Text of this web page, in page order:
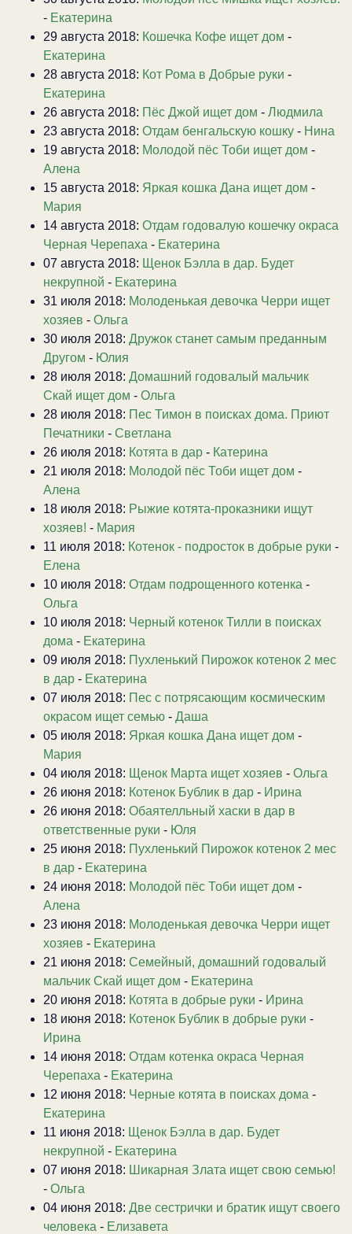
- Екатерина
29 августа 2018: Кошечка Кофе ищет дом -
Екатерина
28 августа 2018: Кот Рома в Добрые руки -
Екатерина
26 августа 2018: Пёс Джой ищет дом - Людмила
23 августа 2018: Отдам бенгальскую кошку - Нина
19 августа 2018: Молодой пёс Тоби ищет дом -
Алена
15 августа 2018: Яркая кошка Дана ищет дом -
Мария
14 августа 2018: Отдам годовалую кошечку окраса
Черная Черепаха - Екатерина
07 августа 2018: Щенок Бэлла в дар. Будет
некрупной - Екатерина
31 июля 2018: Молоденькая девочка Черри ищет
хозяев - Ольга
30 июля 2018: Дружок станет самым преданным
Другом - Юлия
28 июля 2018: Домашний годовалый мальчик
Скай ищет дом - Ольга
28 июля 2018: Пес Тимон в поисках дома. Приют
Печатники - Светлана
26 июля 2018: Котята в дар - Катерина
21 июля 2018: Молодой пёс Тоби ищет дом -
Алена
18 июля 2018: Рыжие котята-проказники ищут
хозяев! - Мария
11 июля 2018: Котенок - подросток в добрые руки -
Елена
10 июля 2018: Отдам подрощенного котенка -
Ольга
10 июля 2018: Черный котенок Тилли в поисках
дома - Екатерина
09 июля 2018: Пухленький Пирожок котенок 2 мес
в дар - Екатерина
07 июля 2018: Пес с потрясающим космическим
окрасом ищет семью - Даша
05 июля 2018: Яркая кошка Дана ищет дом -
Мария
04 июля 2018: Щенок Марта ищет хозяев - Ольга
26 июня 2018: Котенок Бублик в дар - Ирина
26 июня 2018: Обаятелльный хаски в дар в
ответственные руки - Юля
25 июня 2018: Пухленький Пирожок котенок 2 мес
в дар - Екатерина
24 июня 2018: Молодой пёс Тоби ищет дом -
Алена
23 июня 2018: Молоденькая девочка Черри ищет
хозяев - Екатерина
21 июня 2018: Семейный, домашний годовалый
мальчик Скай ищет дом - Екатерина
20 июня 2018: Котята в добрые руки - Ирина
18 июня 2018: Котенок Бублик в добрые руки -
Ирина
14 июня 2018: Отдам котенка окраса Черная
Черепаха - Екатерина
12 июня 2018: Черные котята в поисках дома -
Екатерина
11 июня 2018: Щенок Бэлла в дар. Будет
некрупной - Екатерина
07 июня 2018: Шикарная Злата ищет свою семью!
- Ольга
04 июня 2018: Две сестрички и братик ищут своего
человека - Елизавета